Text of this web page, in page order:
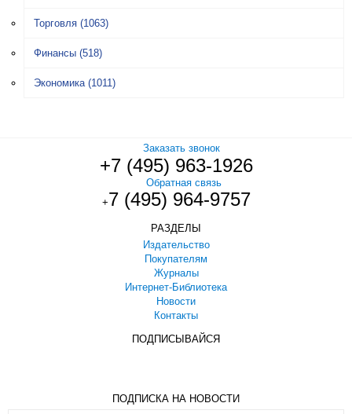
Торговля (1063)
Финансы (518)
Экономика (1011)
Заказать звонок
+7 (495) 963-1926
Обратная связь
+7 (495) 964-9757
РАЗДЕЛЫ
Издательство
Покупателям
Журналы
Интернет-Библиотека
Новости
Контакты
ПОДПИСЫВАЙСЯ
ПОДПИСКА НА НОВОСТИ